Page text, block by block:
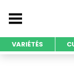
VARIÉTÉS